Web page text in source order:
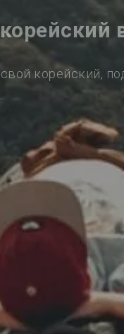
корейский,